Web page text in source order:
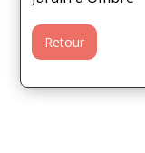
Retour